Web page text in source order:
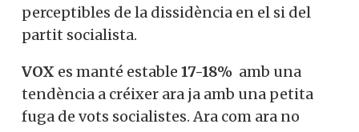
perceptibles de la dissidència en el si del
partit socialista.
VOX es manté estable 17-18% amb una
tendència a créixer ara ja amb una petita
fuga de vots socialistes. Ara com ara no